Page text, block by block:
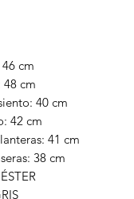
cm
cm
40 cm
42 cm
41 cm
38 cm